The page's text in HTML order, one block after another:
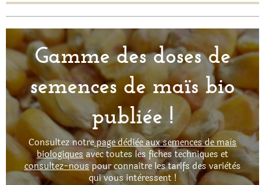
Gamme des doses de
semences de maïs bio
publiée !
Consultez notrepage dèdièe aux semences de maïs
biologiquesavec toutes les fiches techniques et
consultez-nouspour connaître les tarifs des variètès
qui vous intèressent !